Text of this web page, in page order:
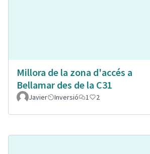
Millora de la zona d'accés a
Bellamar des de la C31
Javier Inversió 1 2